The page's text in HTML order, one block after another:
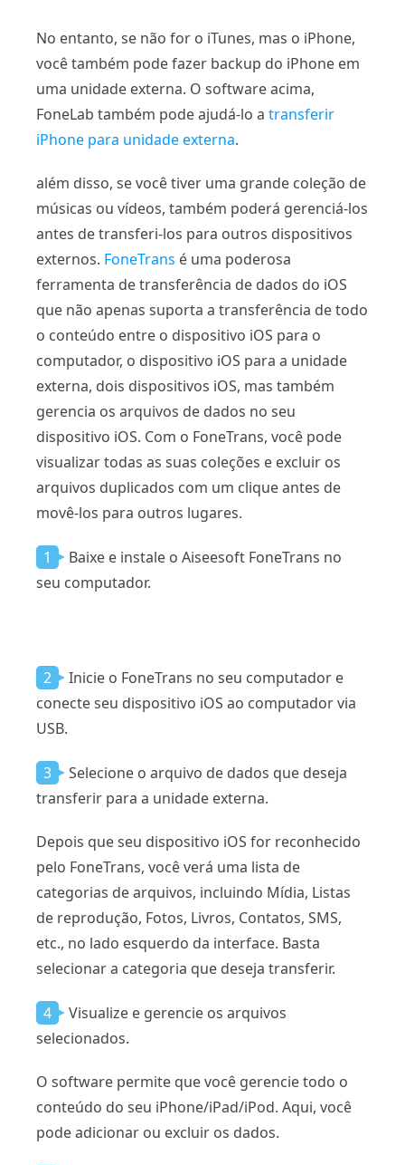
No entanto, se não for o iTunes, mas o iPhone,
você também pode fazer backup do iPhone em
uma unidade externa. O software acima,
FoneLab também pode ajudá-lo a transferir
iPhone para unidade externa.
além disso, se você tiver uma grande coleção de
músicas ou vídeos, também poderá gerenciá-los
antes de transferi-los para outros dispositivos
externos. FoneTrans é uma poderosa
ferramenta de transferência de dados do iOS
que não apenas suporta a transferência de todo
o conteúdo entre o dispositivo iOS para o
computador, o dispositivo iOS para a unidade
externa, dois dispositivos iOS, mas também
gerencia os arquivos de dados no seu
dispositivo iOS. Com o FoneTrans, você pode
visualizar todas as suas coleções e excluir os
arquivos duplicados com um clique antes de
movê-los para outros lugares.
1
Baixe e instale o Aiseesoft FoneTrans no
seu computador.
2
Inicie o FoneTrans no seu computador e
conecte seu dispositivo iOS ao computador via
USB.
3
Selecione o arquivo de dados que deseja
transferir para a unidade externa.
Depois que seu dispositivo iOS for reconhecido
pelo FoneTrans, você verá uma lista de
categorias de arquivos, incluindo Mídia, Listas
de reprodução, Fotos, Livros, Contatos, SMS,
etc., no lado esquerdo da interface. Basta
selecionar a categoria que deseja transferir.
4
Visualize e gerencie os arquivos
selecionados.
O software permite que você gerencie todo o
conteúdo do seu iPhone/iPad/iPod. Aqui, você
pode adicionar ou excluir os dados.